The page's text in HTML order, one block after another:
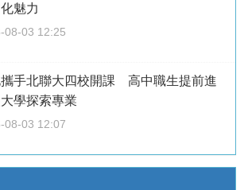
魅力
08-03 12:25
手北聯大四校開課 高中職生提前進
學探索專業
08-03 12:07